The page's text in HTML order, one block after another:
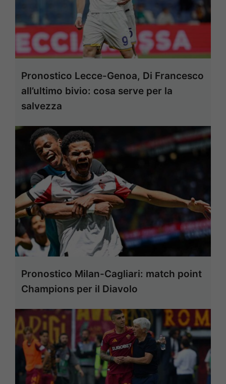
Pronostico Lecce-Genoa, Di Francesco
all’ultimo bivio: cosa serve per la
salvezza
Pronostico Milan-Cagliari: match point
Champions per il Diavolo